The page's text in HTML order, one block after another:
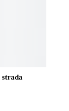
strada